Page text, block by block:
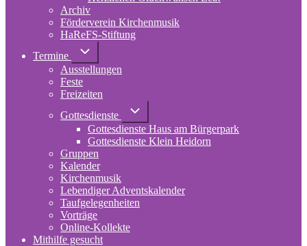
Archiv
Förderverein Kirchenmusik
HaReFS-Stiftung
Termine
Unternavigation
Termine
Ausstellungen
Feste
Freizeiten
Gottesdienste
Unternavigation
Gottesdienste
Gottesdienste Haus am Bürgerpark
Gottesdienste Klein Heidorn
Gruppen
Kalender
Kirchenmusik
Lebendiger Adventskalender
Taufgelegenheiten
Vorträge
Online-Kollekte
Mithilfe gesucht